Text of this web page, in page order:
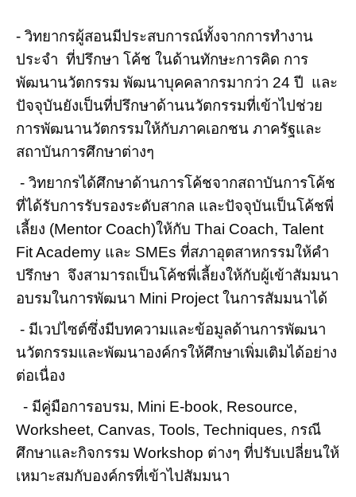
- วิทยากรผู้สอนมีประสบการณ์ทั้งจากการทำงาน
ประจำ ที่ปรึกษา โค้ช ในด้านทักษะการคิด การ
พัฒนานวัตกรรม พัฒนาบุคคลากรมากว่า 24 ปี และ
ปัจจุบันยังเป็นที่ปรึกษาด้านนวัตกรรมที่เข้าไปช่วย
การพัฒนานวัตกรรมให้กับภาคเอกชน ภาครัฐและ
สถาบันการศึกษาต่างๆ
- วิทยากรได้ศึกษาด้านการโค้ชจากสถาบันการโค้ช
ที่ได้รับการรับรองระดับสากล และปัจจุบันเป็นโค้ชพี่
เลี้ยง (Mentor Coach)ให้กับ Thai Coach, Talent
Fit Academy และ SMEs ที่สภาอุตสาหกรรมให้คำ
ปรึกษา จึงสามารถเป็นโค้ชพี่เลี้ยงให้กับผู้เข้าสัมมนา
อบรมในการพัฒนา Mini Project ในการสัมมนาได้
- มีเวปไซต์ซึ่งมีบทความและข้อมูลด้านการพัฒนา
นวัตกรรมและพัฒนาองค์กรให้ศึกษาเพิ่มเติมได้อย่าง
ต่อเนื่อง
- มีคู่มือการอบรม, Mini E-book, Resource,
Worksheet, Canvas, Tools, Techniques, กรณี
ศึกษาและกิจกรรม Workshop ต่างๆ ที่ปรับเปลี่ยนให้
เหมาะสมกับองค์กรที่เข้าไปสัมมนา